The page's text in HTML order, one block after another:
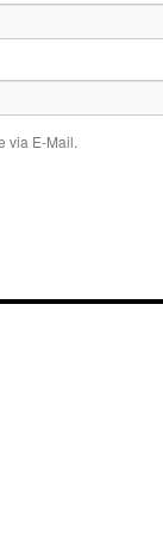
via E-Mail.